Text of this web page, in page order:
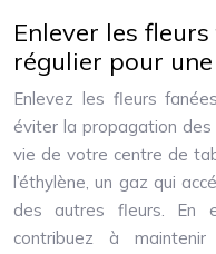
Enlever les
régulier pour
Enlevez les fleurs
éviter la propagation
vie de votre centre de
l’éthylène, un gaz qui
des autres fleurs. En
contribuez à